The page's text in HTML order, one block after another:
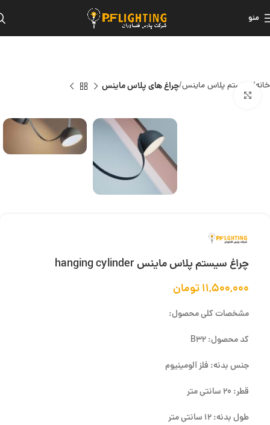
منو
خانه سیستم پلاس ماینس چراغ های پلاس ماینس
چراغ سیستم پلاس ماینس hanging cylinder
۱۱,۵۰۰,۰۰۰تومان
مشخصات کلی محصول:
کد محصول: B32
جنس بدنه: فلز آلومینیوم
قطر: 20 سانتی متر
طول بدنه: 12 سانتی متر